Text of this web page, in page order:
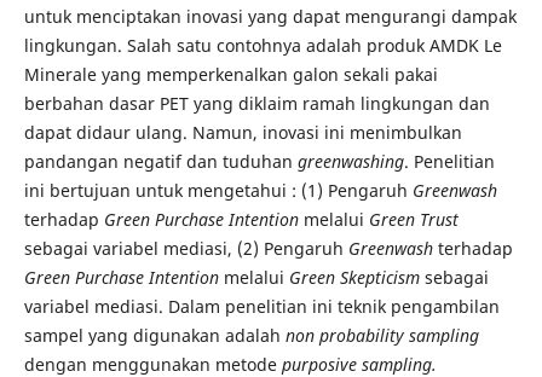
untuk menciptakan inovasi yang dapat mengurangi dampak
lingkungan. Salah satu contohnya adalah produk AMDK Le
Minerale yang memperkenalkan galon sekali pakai
berbahan dasar PET yang diklaim ramah lingkungan dan
dapat didaur ulang. Namun, inovasi ini menimbulkan
pandangan negatif dan tuduhan greenwashing. Penelitian
ini bertujuan untuk mengetahui : (1) Pengaruh Greenwash
terhadap Green Purchase Intentionmelalui Green Trust
sebagai variabel mediasi, (2) Pengaruh Greenwash terhadap
Green Purchase Intentionmelalui Green Skepticism sebagai
variabel mediasi. Dalam penelitian ini teknik pengambilan
sampel yang digunakan adalah non probability sampling
dengan menggunakan metode purposive sampling.